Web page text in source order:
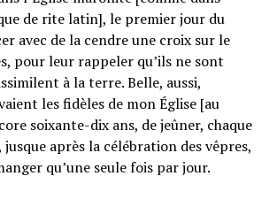
de rite latin], le premier jour du
avec de la cendre une croix sur le
pour leur rappeler quʼils ne sont
à la terre. Belle, aussi,
les fidèles de mon Église [au
soixante-dix ans, de jeûner, chaque
après la célébration des vêpres,
quʼune seule fois par jour.